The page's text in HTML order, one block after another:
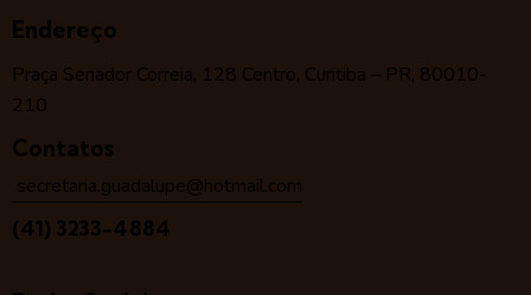
Endereço
Praça Senador Correia, 128 Centro, Curitiba – PR, 80010-
210
Contatos
secretaria.guadalupe@hotmail.com
(41) 3233-4884